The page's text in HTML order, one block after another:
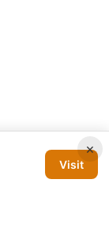
×
Visit